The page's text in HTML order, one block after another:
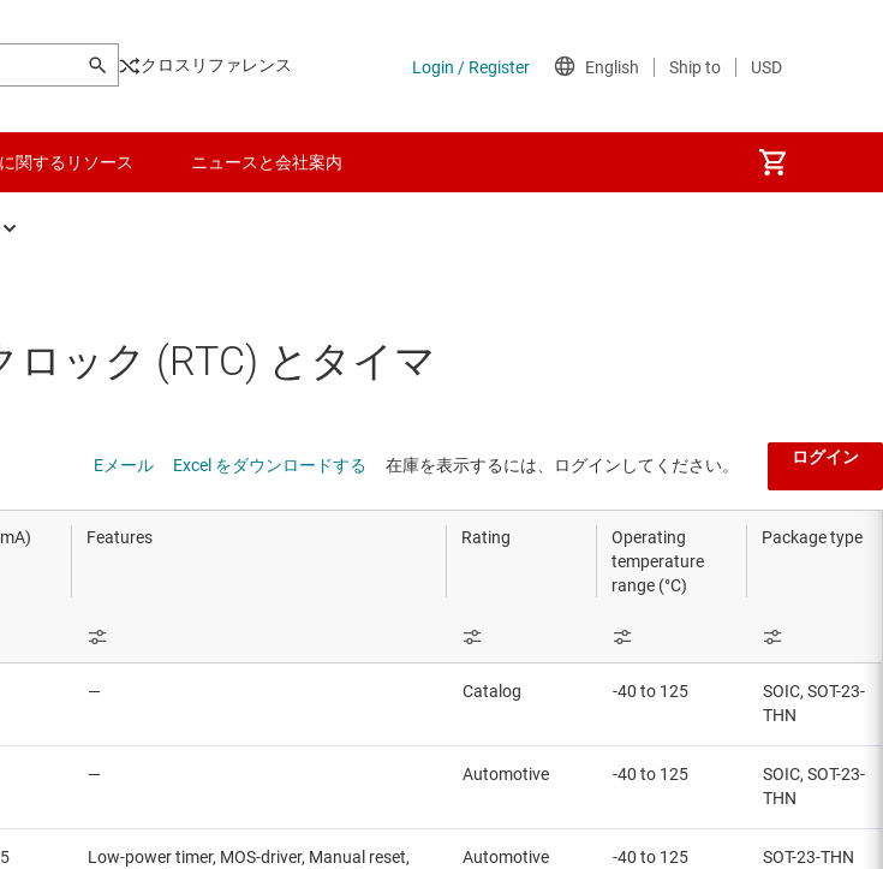
クロスリファレンス
関するリソース ニュースと会社案内
モータ ドライバ
センサ
スイッチ/マルチプレクサ
とタイマ
ロック (RTC) とタイマ
Eメール Excel をダウンロードする 在庫を表示するには、ログインしてください。 ログイン
Operating
temperature
range (°C)
Rating
Features Package type
— Catalog -40 to 125
SOIC, SOT-23-
THN
— Automotive -40 to 125
SOIC, SOT-23-
THN
Low-power timer, MOS-driver, Manual reset,
Automotive -40 to 125 SOT-23-THN